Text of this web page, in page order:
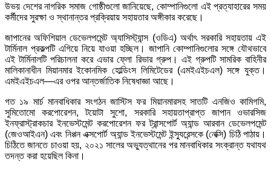
উভয় দেশের নাগরিক সমাজ গোষ্ঠীগুলো জানিয়েছে, কোম্পানিগুলো এই প্রত্যাহারের সময়
কর্মীদের সুরক্ষা ও স্থানান্তর প্রক্রিয়ায় সহায়তার অঙ্গীকার করেছে।
জাপানের অফিশিয়াল ডেভেলপমেন্ট অ্যাসিস্ট্যান্স (ওডিএ) অর্থাৎ সরকারি সহায়তায় এই
টার্মিনাল প্রকল্পটি এগিয়ে নিয়ে যাওয়া হচ্ছিল। জাপানি কোম্পানিগুলোর সঙ্গে যৌথভাবে
এই টার্মিনালটি পরিচালনা করে এভার ফ্লো রিভার গ্রুপ। এই গ্রুপটি সামরিক বাহিনীর
মালিকানাধীন মিয়ানমার ইকোনমিক হোল্ডিংস লিমিটেডের (এমইএইচএল) সঙ্গে যুক্ত।
এমইএইচএল—এর ওপর আন্তর্জাতিক নিষেধাজ্ঞা আছে।
গত ১৯ মার্চ মানবাধিকার সংগঠন জাস্টিস ফর মিয়ানমারসহ সাতটি এনজিও কামিগমি,
সুমিতোমো করপোরেশন, টয়োটা সুশো, সরকারি সহায়তাপ্রাপ্ত জাপান ওভারসিজ
ইনফ্রাস্ট্রাকচার ইনভেস্টমেন্ট করপোরেশন ফর ট্রান্সপোর্ট অ্যান্ড আরবান ডেভেলপমেন্ট
(জেওআইএন) এবং নিপ্পন এক্সপোর্ট অ্যান্ড ইনভেস্টমেন্ট ইন্স্যুরেন্সকে (নেক্সি) চিঠি পাঠায়।
চিঠিতে জানতে চাওয়া হয়, ২০২১ সালের অভ্যুত্থানের পর মানবাধিকার সংক্রান্ত যথাযথ
তদন্ত করা হয়েছিল কিনা।